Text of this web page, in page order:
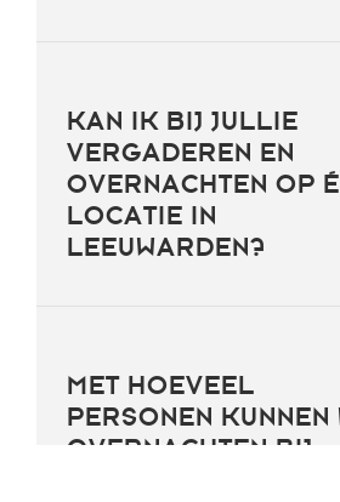
KAN IK BIJ JULLIE
VERGADEREN EN
OVERNACHTEN OP
LOCATIE IN
LEEUWARDEN?
MET HOEVEEL
PERSONEN KUNNEN
OVERNACHTEN BIJ